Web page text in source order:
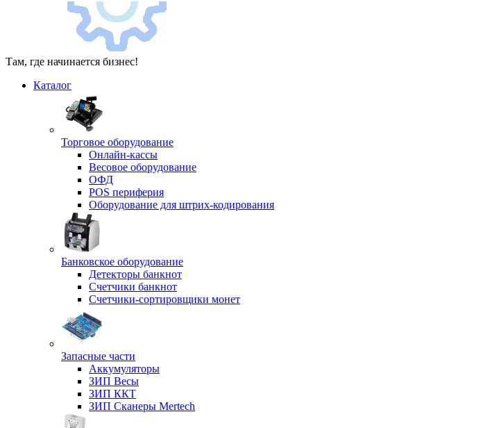
Там, где начинается бизнес!
Каталог
Торговое оборудование
Онлайн-кассы
Весовое оборудование
ОФД
POS периферия
Оборудование для штрих-кодирования
Банковское оборудование
Детекторы банкнот
Счетчики банкнот
Счетчики-сортировщики монет
Запасные части
Аккумуляторы
ЗИП Весы
ЗИП ККТ
ЗИП Сканеры Mertech